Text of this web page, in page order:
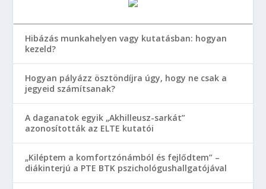
Hibázás munkahelyen vagy kutatásban: hogyan
kezeld?
Hogyan pályázz ösztöndíjra úgy, hogy ne csak a
jegyeid számítsanak?
A daganatok egyik „Akhilleusz-sarkát”
azonosították az ELTE kutatói
„Kiléptem a komfortzónámból és fejlődtem” –
diákinterjú a PTE BTK pszichológushallgatójával